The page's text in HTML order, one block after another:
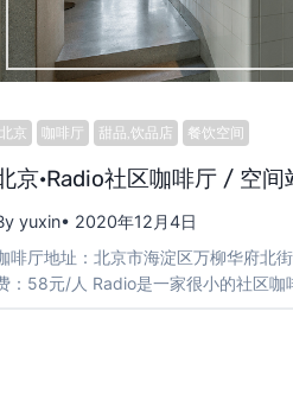
北京 咖啡厅 甜品,饮品店 餐饮空间
京·Radio社区咖啡厅 / 空
yuxin• 2020年12月4日
啡厅地址：北京市海淀区万柳华府北
：58元/人 Radio是一家很小的社区咖